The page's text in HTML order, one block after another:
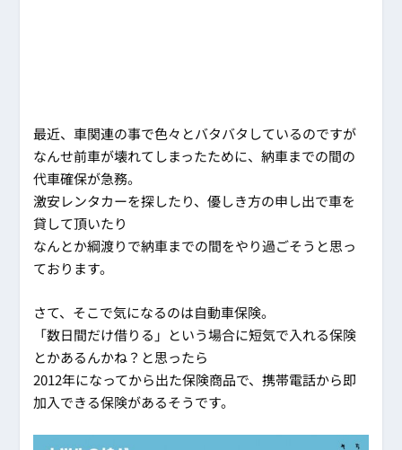
最近、車関連の事で色々とバタバタしているのですが
なんせ前車が壊れてしまったために、納車までの間の
代車確保が急務。
激安レンタカーを探したり、優しき方の申し出で車を
貸して頂いたり
なんとか綱渡りで納車までの間をやり過ごそうと思っ
ております。
さて、そこで気になるのは自動車保険。
「数日間だけ借りる」という場合に短気で入れる保険
とかあるんかね？と思ったら
2012年になってから出た保険商品で、携帯電話から即
加入できる保険があるそうです。